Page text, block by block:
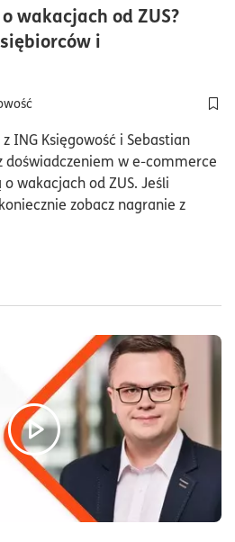
wakacjach od ZUS?
i
ING Księgowość i Sebastian
doświadczeniem w e-commerce
wakacjach od ZUS. Jeśli
zobacz nagranie z
z tagiem:#ZUS